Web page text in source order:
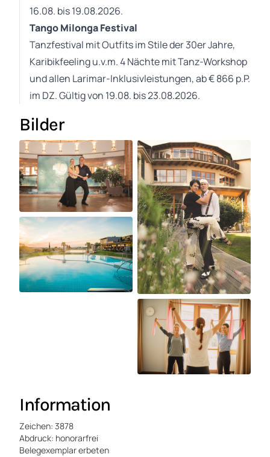
16.08. bis 19.08.2026.
Tango Milonga Festival
Tanzfestival mit Outfits im Stile der 30er Jahre,
Karibikfeeling u.v.m. 4 Nächte mit Tanz-Workshop
und allen Larimar-Inklusivleistungen, ab € 866 p.P.
im DZ. Gültig von 19.08. bis 23.08.2026.
Bilder
Information
Zeichen: 3878
Abdruck: honorarfrei
Belegexemplar erbeten